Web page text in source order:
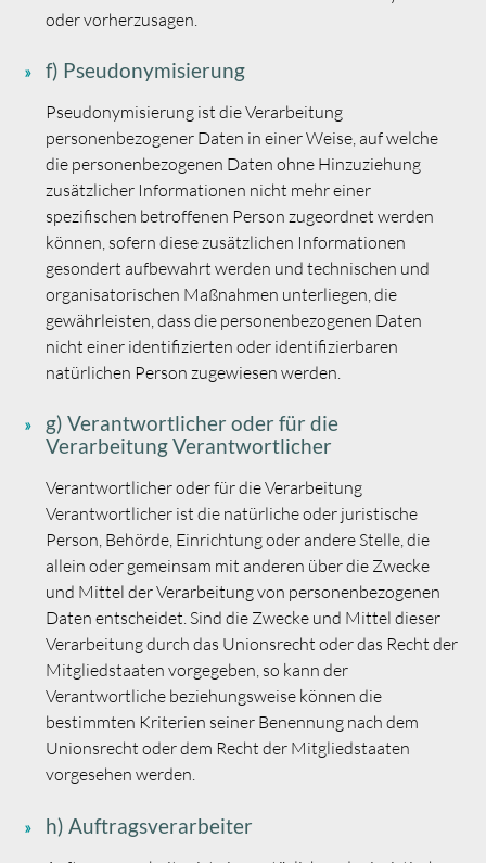
oder vorherzusagen.
f) Pseudonymisierung
Pseudonymisierung ist die Verarbeitung
personenbezogener Daten in einer Weise, auf welche
die personenbezogenen Daten ohne Hinzuziehung
zusätzlicher Informationen nicht mehr einer
spezifischen betroffenen Person zugeordnet werden
können, sofern diese zusätzlichen Informationen
gesondert aufbewahrt werden und technischen und
organisatorischen Maßnahmen unterliegen, die
gewährleisten, dass die personenbezogenen Daten
nicht einer identifizierten oder identifizierbaren
natürlichen Person zugewiesen werden.
g) Verantwortlicher oder für die
Verarbeitung Verantwortlicher
Verantwortlicher oder für die Verarbeitung
Verantwortlicher ist die natürliche oder juristische
Person, Behörde, Einrichtung oder andere Stelle, die
allein oder gemeinsam mit anderen über die Zwecke
und Mittel der Verarbeitung von personenbezogenen
Daten entscheidet. Sind die Zwecke und Mittel dieser
Verarbeitung durch das Unionsrecht oder das Recht der
Mitgliedstaaten vorgegeben, so kann der
Verantwortliche beziehungsweise können die
bestimmten Kriterien seiner Benennung nach dem
Unionsrecht oder dem Recht der Mitgliedstaaten
vorgesehen werden.
h) Auftragsverarbeiter